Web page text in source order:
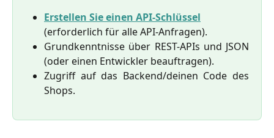
Erstellen Sie einen API-Schlüssel
(erforderlich für alle API-Anfragen).
Grundkenntnisse über REST-APIs und JSON
(oder einen Entwickler beauftragen).
Zugriff auf das Backend/deinen Code des
Shops.